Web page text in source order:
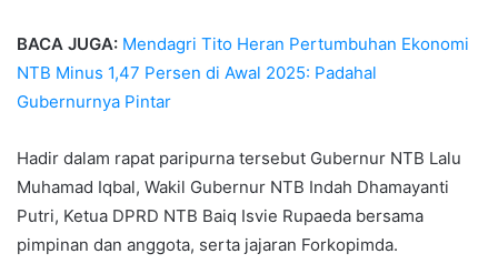
BACA JUGA: Mendagri Tito Heran Pertumbuhan Ekonomi
NTB Minus 1,47 Persen di Awal 2025: Padahal
Gubernurnya Pintar
Hadir dalam rapat paripurna tersebut Gubernur NTB Lalu
Muhamad Iqbal, Wakil Gubernur NTB Indah Dhamayanti
Putri, Ketua DPRD NTB Baiq Isvie Rupaeda bersama
pimpinan dan anggota, serta jajaran Forkopimda.